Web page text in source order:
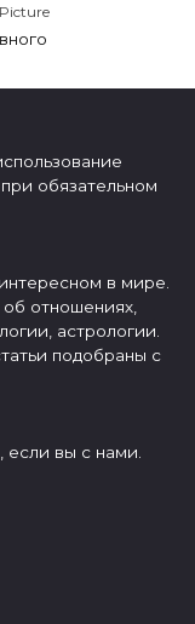
обязательном
в мире.
отношениях,
астрологии.
подобраны с
если вы с нами.